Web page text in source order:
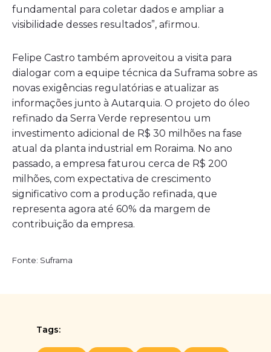
fundamental para coletar dados e ampliar a
visibilidade desses resultados”, afirmou.
Felipe Castro também aproveitou a visita para
dialogar com a equipe técnica da Suframa sobre as
novas exigências regulatórias e atualizar as
informações junto à Autarquia. O projeto do óleo
refinado da Serra Verde representou um
investimento adicional de R$ 30 milhões na fase
atual da planta industrial em Roraima. No ano
passado, a empresa faturou cerca de R$ 200
milhões, com expectativa de crescimento
significativo com a produção refinada, que
representa agora até 60% da margem de
contribuição da empresa.
Fonte: Suframa
Tags: